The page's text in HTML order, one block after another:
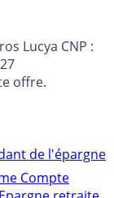
Lucya CNP :
offre.
de l'épargne
Compte